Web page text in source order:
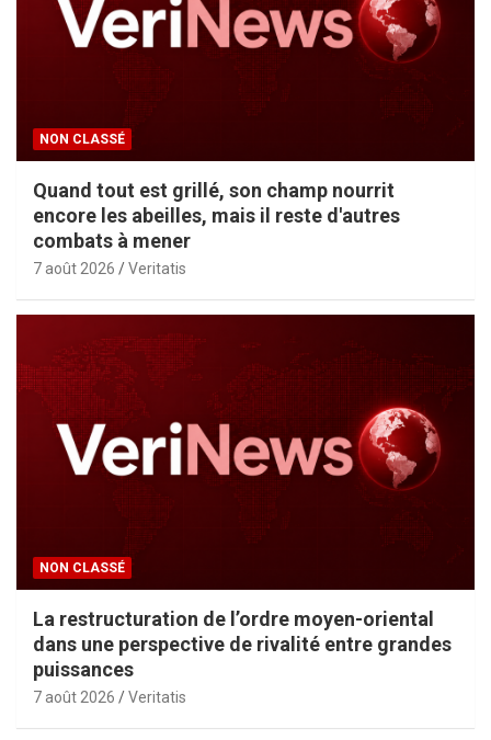
NON CLASSÉ
Quand tout est grillé, son champ nourrit
encore les abeilles, mais il reste d'autres
combats à mener
7 août 2026 Veritatis
NON CLASSÉ
La restructuration de l’ordre moyen-oriental
dans une perspective de rivalité entre grandes
puissances
7 août 2026 Veritatis